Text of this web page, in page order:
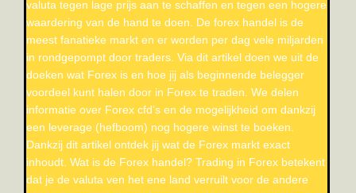
valuta tegen lage prijs aan te schaffen en tegen een hogere
waardering van de hand te doen. De forex handel is de
meest fanatieke markt en er worden per dag vele miljarden
in rondgepompt door traders. Via dit artikel doen we uit de
doeken wat Forex is en hoe jij als beginnende belegger
voordeel kunt halen door in Forex te traden. We delen
informatie over Forex cfd’s en de mogelijkheid om dankzij
een leverage (hefboom) nog hogere winst te boeken.
Dankzij dit artikel ontdek jij wat de Forex markt exact
inhoudt. Wat is de Forex handel? Trading in Forex betekent
dat je de valuta ven het ene land verruilt voor de andere